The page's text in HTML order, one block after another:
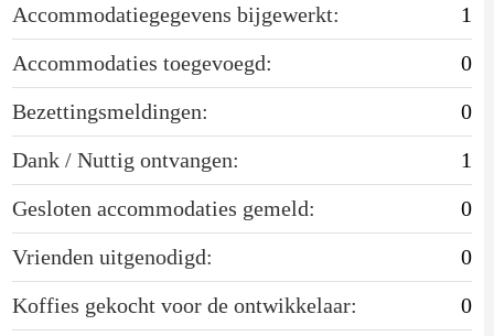
Accommodatiegegevens bijgewerkt:
1
Accommodaties toegevoegd:
0
Bezettingsmeldingen:
0
Dank / Nuttig ontvangen:
1
Gesloten accommodaties gemeld:
0
Vrienden uitgenodigd:
0
Koffies gekocht voor de ontwikkelaar:
0